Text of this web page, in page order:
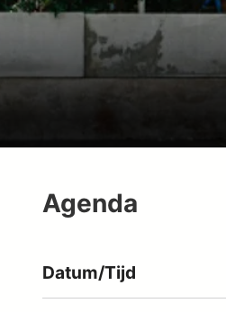
Agenda
Datum/Tijd